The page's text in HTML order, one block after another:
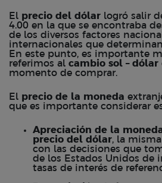
El precio del dólar logró salir
4.00 en la que se encontraba
de los diversos factores
internacionales que
En este punto, es importante
referimos al cambio sol – dólar
momento de comprar.
El precio de la moneda
que es importante considerar
Apreciación de la
precio del dólar, la
con las decisiones que
de los Estados Unidos de
tasas de interés de